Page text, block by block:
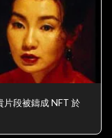
片段被鑄成 NFT 於